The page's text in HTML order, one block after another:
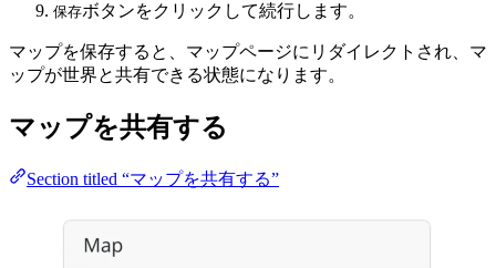
保存ボタンをクリックして続行します。
マップを保存すると、マップページにリダイレクトされ、マ
ップが世界と共有できる状態になります。
マップを共有する
Section titled “マップを共有する”